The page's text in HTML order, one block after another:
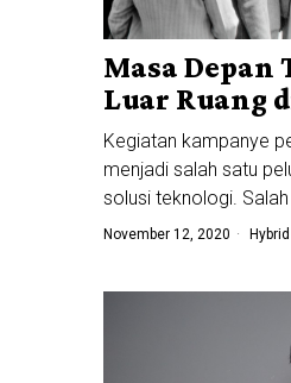
Masa
Luar Ruang
Kegiatan kampanye
menjadi salah satu
solusi teknologi.
November 12, 2020 Hybrid